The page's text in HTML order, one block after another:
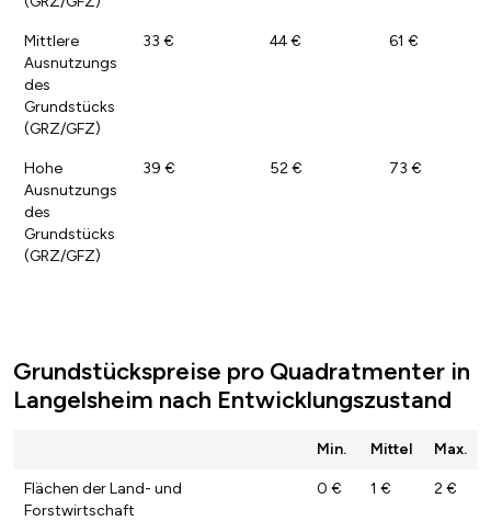
Mittlere
Ausnutzungs
des
Grundstücks
(GRZ/GFZ)
33 € 44 € 61 €
Hohe
Ausnutzungs
des
Grundstücks
(GRZ/GFZ)
39 € 52 € 73 €
Grundstückspreise pro Quadratmenter in
Langelsheim nach Entwicklungszustand
Min. Mittel Max.
Flächen der Land- und
Forstwirtschaft
0 € 1 € 2 €